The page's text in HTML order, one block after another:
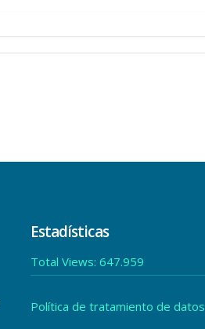
Estadísticas
Total Views: 647.959
Política de tratamiento de datos